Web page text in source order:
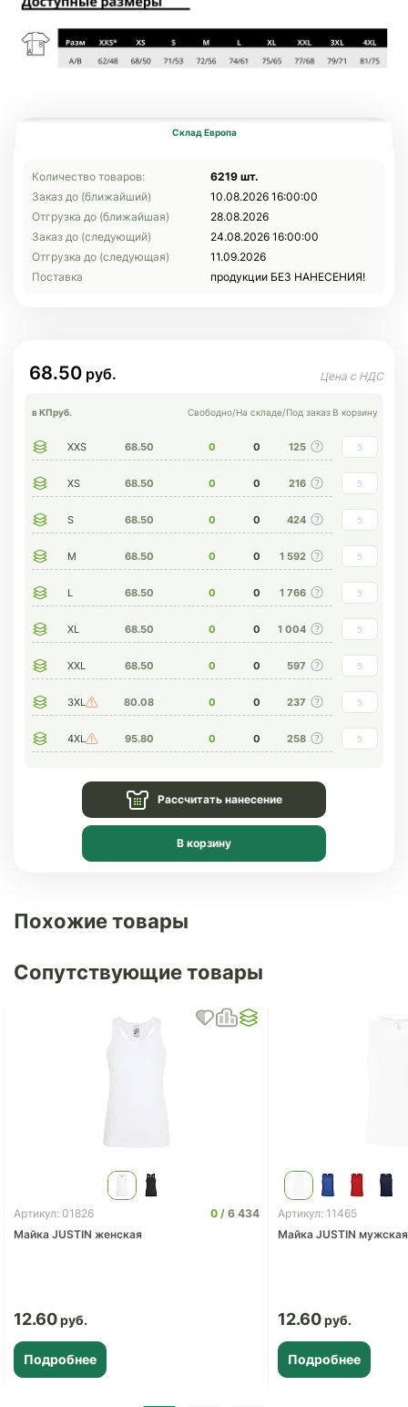
Склад Европа
Количество товаров:
6219 шт.
Заказ до (ближайший)
10.08.2026 16:00:00
Отгрузка до (ближайшая)
28.08.2026
Заказ до (следующий)
24.08.2026 16:00:00
Отгрузка до (следующая)
11.09.2026
Поставка
продукции БЕЗ НАНЕСЕНИЯ!
68.50
в КПруб. Свободно/На складе/Под заказ В корзину
XXS 68.50 0 0 125
XS 68.50 0 0 216
S 68.50 0 0 424
M 68.50 0 0 1 592
L 68.50 0 0 1 766
XL 68.50 0 0 1 004
XXL 68.50 0 0 597
3XL 80.08 0 0 237
4XL 95.80 0 0 258
Рассчитать нанесение
В корзину
Похожие товары
Сопутствующие товары
Артикул: 01826 0
6 434
Майка JUSTIN женская
12.60
Подробнее
Артикул: 11465
Майка JUSTIN мужская
12.60
Подробнее